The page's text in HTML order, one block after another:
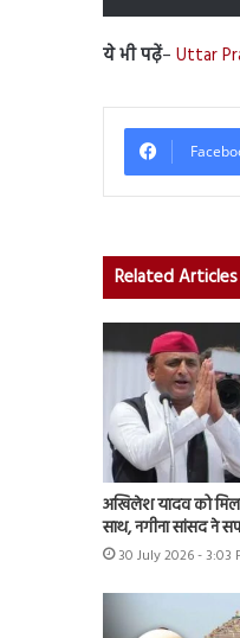
ये भी पढ़ें– Uttar
Related Articles
अखिलेश यादव को
साथ, नगीना सांसद ने
30 July 2026 - 3:03